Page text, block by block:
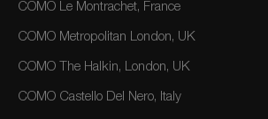
COMO Le Montrachet, France
COMO Metropolitan London, UK
COMO The Halkin, London, UK
COMO Castello Del Nero, Italy